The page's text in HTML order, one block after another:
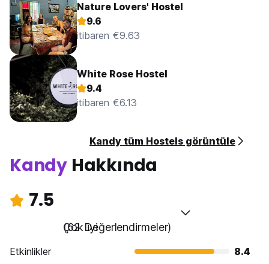
Nature Lovers' Hostel
9.6
itibaren €9.63
White Rose Hostel
9.4
itibaren €6.13
Kandy tüm Hostels görüntüle
Kandy Hakkında
7.5
Çok iyi
(62 Değerlendirmeler)
Etkinlikler
8.4